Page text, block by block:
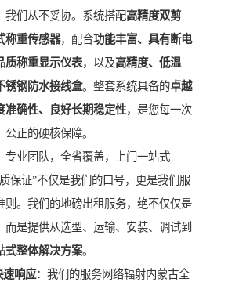
我们从不妥协。系统搭配高精度双剪
称重传感器，配合功能丰富、具有断电
质称重显示仪表，以及高精度、低温
锈钢防水接线盒。整套系统具备的卓越
准确性、良好长期稳定性，是您每一次
正的硬核保障。
专业团队，全省覆盖，上门一站式
保证”不仅是我们的口号，更是我们服
则。我们的地磅出租服务，绝不仅仅是
而是提供从选型、运输、安装、调试到
式整体解决方案。
速响应：我们的服务网络辐射内蒙古全